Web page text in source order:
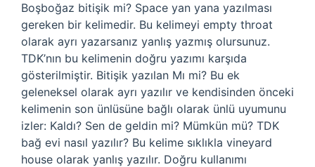
Boşboğaz bitişik mi? Space yan yana yazılması
gereken bir kelimedir. Bu kelimeyi empty throat
olarak ayrı yazarsanız yanlış yazmış olursunuz.
TDK’nın bu kelimenin doğru yazımı karşıda
gösterilmiştir. Bitişik yazılan Mı mi? Bu ek
geleneksel olarak ayrı yazılır ve kendisinden önceki
kelimenin son ünlüsüne bağlı olarak ünlü uyumunu
izler: Kaldı? Sen de geldin mi? Mümkün mü? TDK
bağ evi nasıl yazılır? Bu kelime sıklıkla vineyard
house olarak yanlış yazılır. Doğru kullanımı